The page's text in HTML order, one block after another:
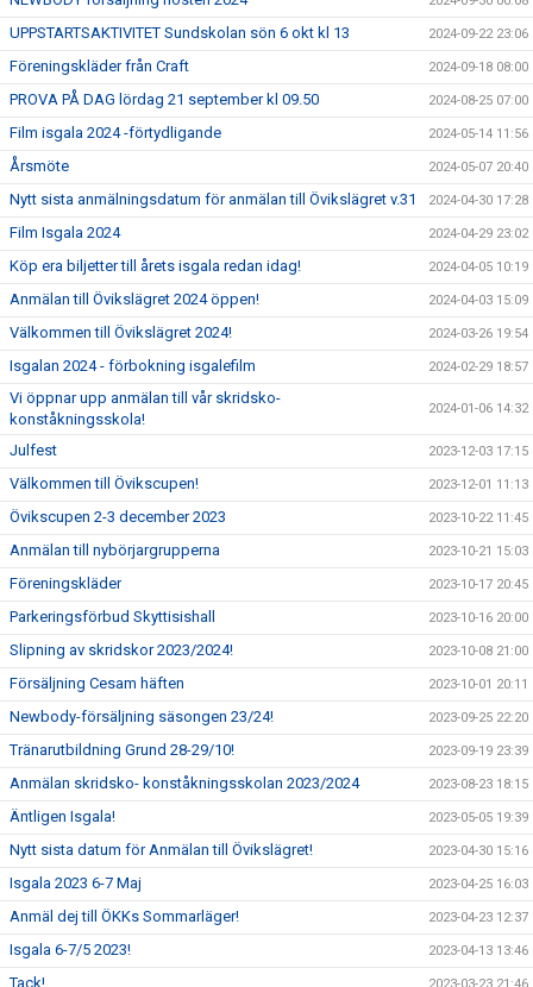
UPPSTARTSAKTIVITET Sundskolan sön 6 okt kl 13 2024-09-22 23:06
Föreningskläder från Craft 2024-09-18 08:00
PROVA PÅ DAG lördag 21 september kl 09.50 2024-08-25 07:00
Film isgala 2024 -förtydligande 2024-05-14 11:56
Årsmöte 2024-05-07 20:40
Nytt sista anmälningsdatum för anmälan till Övikslägret v.31 2024-04-30 17:28
Film Isgala 2024 2024-04-29 23:02
Köp era biljetter till årets isgala redan idag! 2024-04-05 10:19
Anmälan till Övikslägret 2024 öppen! 2024-04-03 15:09
Välkommen till Övikslägret 2024! 2024-03-26 19:54
Isgalan 2024 - förbokning isgalefilm 2024-02-29 18:57
Vi öppnar upp anmälan till vår skridsko-
konståkningsskola!
2024-01-06 14:32
Julfest 2023-12-03 17:15
Välkommen till Övikscupen! 2023-12-01 11:13
Övikscupen 2-3 december 2023 2023-10-22 11:45
Anmälan till nybörjargrupperna 2023-10-21 15:03
Föreningskläder 2023-10-17 20:45
Parkeringsförbud Skyttisishall 2023-10-16 20:00
Slipning av skridskor 2023/2024! 2023-10-08 21:00
Försäljning Cesam häften 2023-10-01 20:11
Newbody-försäljning säsongen 23/24! 2023-09-25 22:20
Tränarutbildning Grund 28-29/10! 2023-09-19 23:39
Anmälan skridsko- konståkningsskolan 2023/2024 2023-08-23 18:15
Äntligen Isgala! 2023-05-05 19:39
Nytt sista datum för Anmälan till Övikslägret! 2023-04-30 15:16
Isgala 2023 6-7 Maj 2023-04-25 16:03
Anmäl dej till ÖKKs Sommarläger! 2023-04-23 12:37
Isgala 6-7/5 2023! 2023-04-13 13:46
Tack!